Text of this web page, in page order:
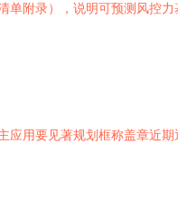
附录），说明可预测风控力
应用要见著规划框称盖章近